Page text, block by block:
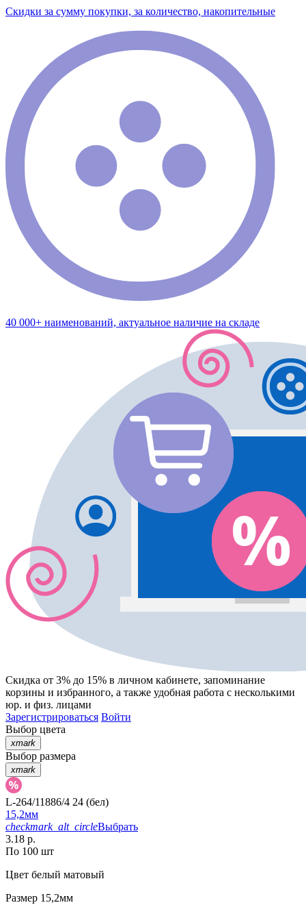
Скидки за сумму покупки, за количество, накопительные
40 000+ наименований, актуальное наличие на складе
Скидка от 3% до 15% в личном кабинете, запоминание
корзины и избранного, а также удобная работа с несколькими
юр. и физ. лицами
Зарегистрироваться Войти
Выбор цвета
xmark
Выбор размера
xmark
L-264/11886/4 24 (бел)
15,2мм
checkmark_alt_circleВыбрать
3.18 р.
По 100 шт
Цвет белый матовый
Размер 15,2мм